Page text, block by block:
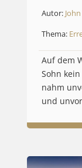
Autor:
Thema:
Auf dem
Sohn
nahm
und